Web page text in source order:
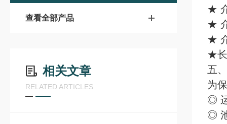
查看全部产品
相关文章
RELATED ARTICLES
★
★
★
★长
五
为
◎
◎